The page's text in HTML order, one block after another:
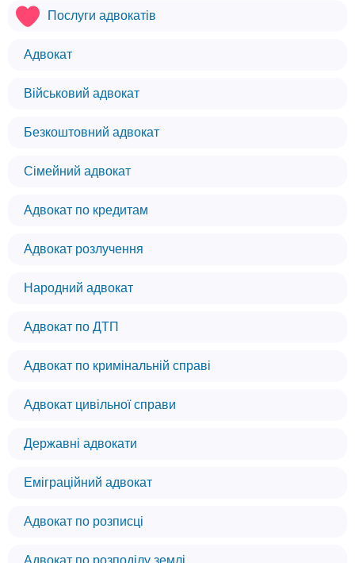
Послуги адвокатів
Адвокат
Військовий адвокат
Безкоштовний адвокат
Сімейний адвокат
Адвокат по кредитам
Адвокат розлучення
Народний адвокат
Адвокат по ДТП
Адвокат по кримінальній справі
Адвокат цивільної справи
Державні адвокати
Еміграційний адвокат
Адвокат по розписці
Адвокат по розподілу землі